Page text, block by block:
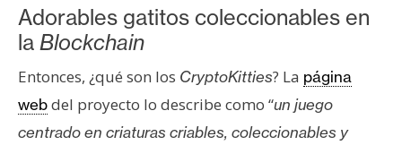
Adorables gatitos coleccionables en
la Blockchain
Entonces, ¿qué son los CryptoKitties? La página
webdel proyecto lo describe como “un juego
centrado en criaturas criables, coleccionables y